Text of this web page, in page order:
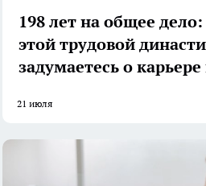
198 лет на общее
этой трудовой
задумаетесь о карьере
21 июля